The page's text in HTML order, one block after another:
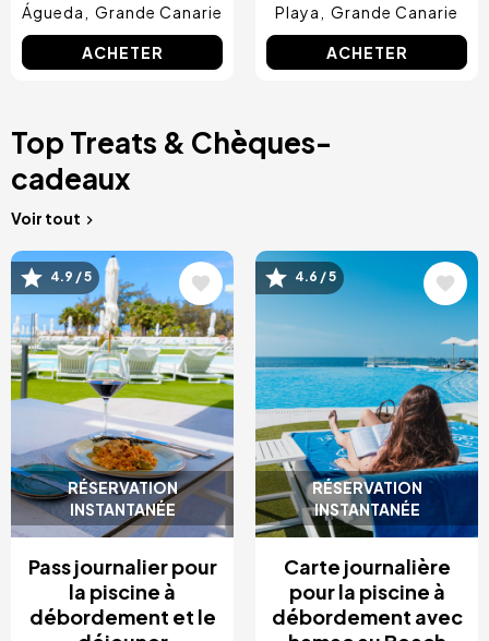
Águeda
Grande Canarie
ACHETER
Playa
Grande Canarie
ACHETER
Top Treats & Chèques-
cadeaux
Voir tout
RÉSERVATION
INSTANTANÉE
Image
4.9 / 5
Pass journalier pour
la piscine à
débordement et le
RÉSERVATION
INSTANTANÉE
Image
4.6 / 5
Carte journalière
pour la piscine à
débordement avec